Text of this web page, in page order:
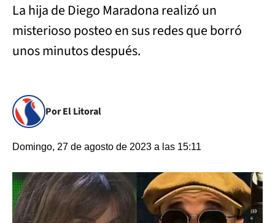
La hija de Diego Maradona realizó un
misterioso posteo en sus redes que borró
unos minutos después.
Por El Litoral
Domingo, 27 de agosto de 2023 a las 15:11